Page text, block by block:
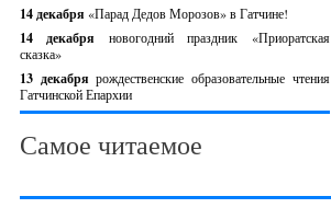
14 декабря «Парад Дедов Морозов» в Гатчине!
14 декабря новогодний праздник «Приоратская
сказка»
13 декабрярождественские образовательные чтения
Гатчинской Епархии
Самое читаемое